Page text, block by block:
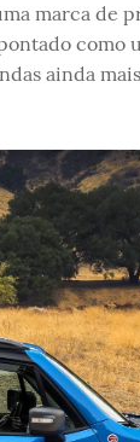
marca de
ainda